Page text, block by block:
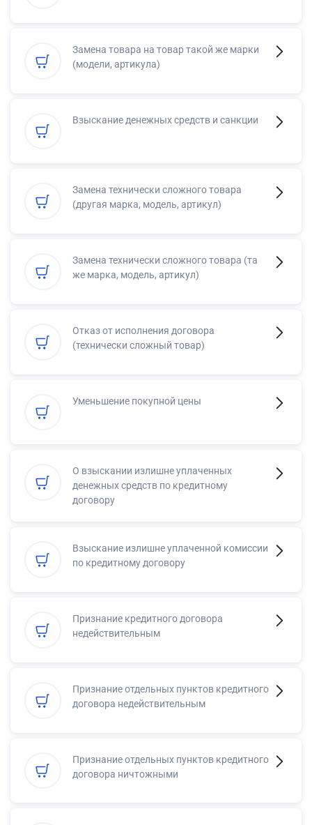
Замена товара на товар такой же марки
(модели, артикула)
Взыскание денежных средств и санкции
Замена технически сложного товара
(другая марка, модель, артикул)
Замена технически сложного товара (та
же марка, модель, артикул)
Отказ от исполнения договора
(технически сложный товар)
Уменьшение покупной цены
О взыскании излишне уплаченных
денежных средств по кредитному
договору
Взыскание излишне уплаченной комиссии
по кредитному договору
Признание кредитного договора
недействительным
Признание отдельных пунктов кредитного
договора недействительным
Признание отдельных пунктов кредитного
договора ничтожными